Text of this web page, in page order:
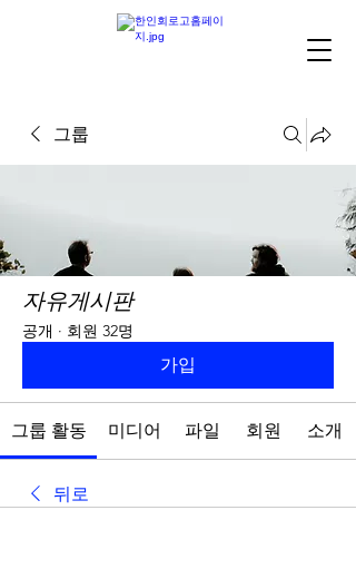
그룹
자유게시판
공개 · 회원 32명
가입
그룹 활동 미디어 파일 회원 소개
뒤로